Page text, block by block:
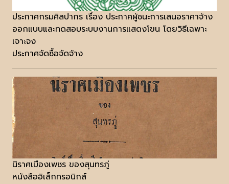
ประกาศกรมศิลปากร เรื่อง ประกาศผู้ชนะการเสนอราคาจ้าง
ออกแบบและทดสอบระบบงานการแสดงโขน โดยวิธีเฉพาะ
เจาะจง
ประกาศจัดซื้อจัดจ้าง
นิราศเมืองเพชร ของสุนทรภู่
หนังสืออิเล็กทรอนิกส์